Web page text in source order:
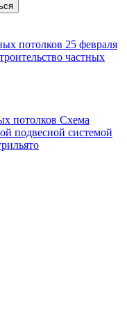
потолков 25 февраля
частных
потолков Схема
подвесной системой